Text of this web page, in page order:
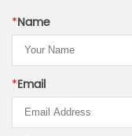
*Name
*Email